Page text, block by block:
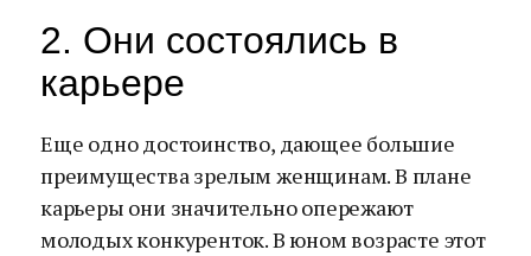
2. Они состоялись в
карьере
Еще одно достоинство, дающее большие
преимущества зрелым женщинам. В плане
карьеры они значительно опережают
молодых конкуренток. В юном возрасте этот